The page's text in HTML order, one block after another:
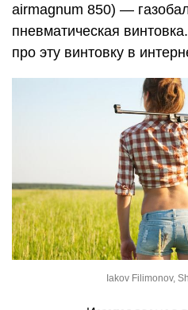
airmagnum 850) —
пневматическая
про эту винтовку в
Iakov Filimonov,